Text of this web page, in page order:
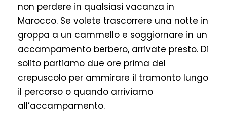
non perdere in qualsiasi vacanza in
Marocco. Se volete trascorrere una notte in
groppa a un cammello e soggiornare in un
accampamento berbero, arrivate presto. Di
solito partiamo due ore prima del
crepuscolo per ammirare il tramonto lungo
il percorso o quando arriviamo
all’accampamento.